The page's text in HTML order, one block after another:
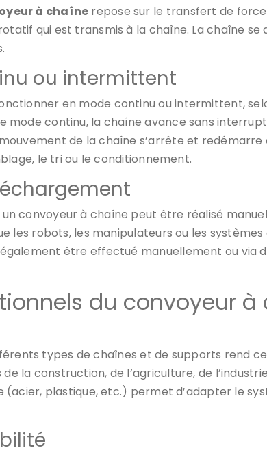
à chaîne repose sur le transfert de
qui est transmis à la chaîne. La chaîne
ou intermittent
en mode continu ou intermittent,
mode continu, la chaîne avance sans
de la chaîne s’arrête et
le tri ou le conditionnement.
convoyeur à chaîne peut être réalisé
les robots, les manipulateurs ou les
être effectué manuellement ou via
du convoyeur à
types de chaînes et de supports rend
la construction, de l’agriculture, de
(acier, plastique, etc.) permet d’adapter le